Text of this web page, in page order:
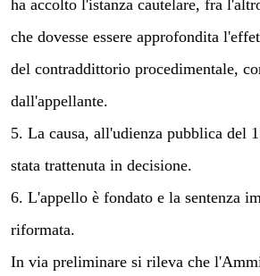
ha accolto l'istanza cautelare, fra
che dovesse essere approfondita
del contraddittorio procedimentale,
dall'appellante.
5. La causa, all'udienza pubblica del
stata trattenuta in decisione.
6. L'appello è fondato e la sentenza
riformata.
In via preliminare si rileva che